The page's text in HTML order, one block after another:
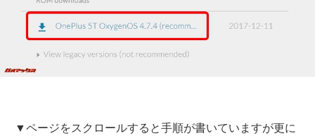
▼ページをスクロールすると手順が書いていますが更に